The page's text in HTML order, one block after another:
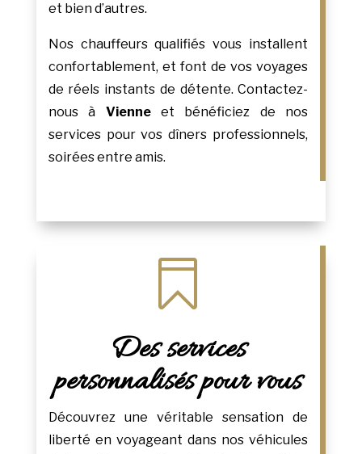
et bien d’autres.
Nos chauffeurs qualifiés vous installent
confortablement, et font de vos voyages
de réels instants de détente. Contactez-
nous à Vienneet bénéficiez de nos
services pour vos dîners professionnels,
soirées entre amis.

Des services
personnalisés pour vous
Découvrez une véritable sensation de
liberté en voyageant dans nos véhicules